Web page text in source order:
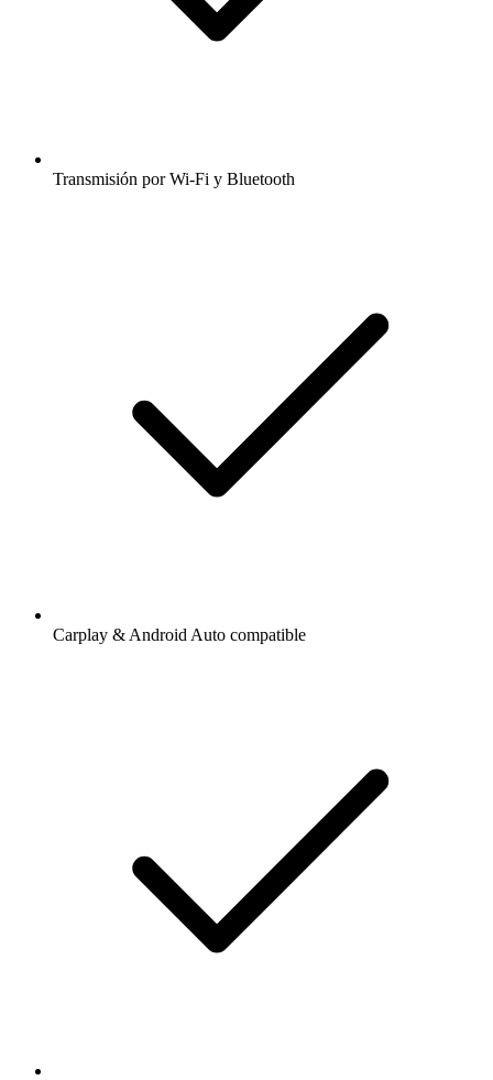
Transmisión por Wi-Fi y Bluetooth
Carplay & Android Auto compatible